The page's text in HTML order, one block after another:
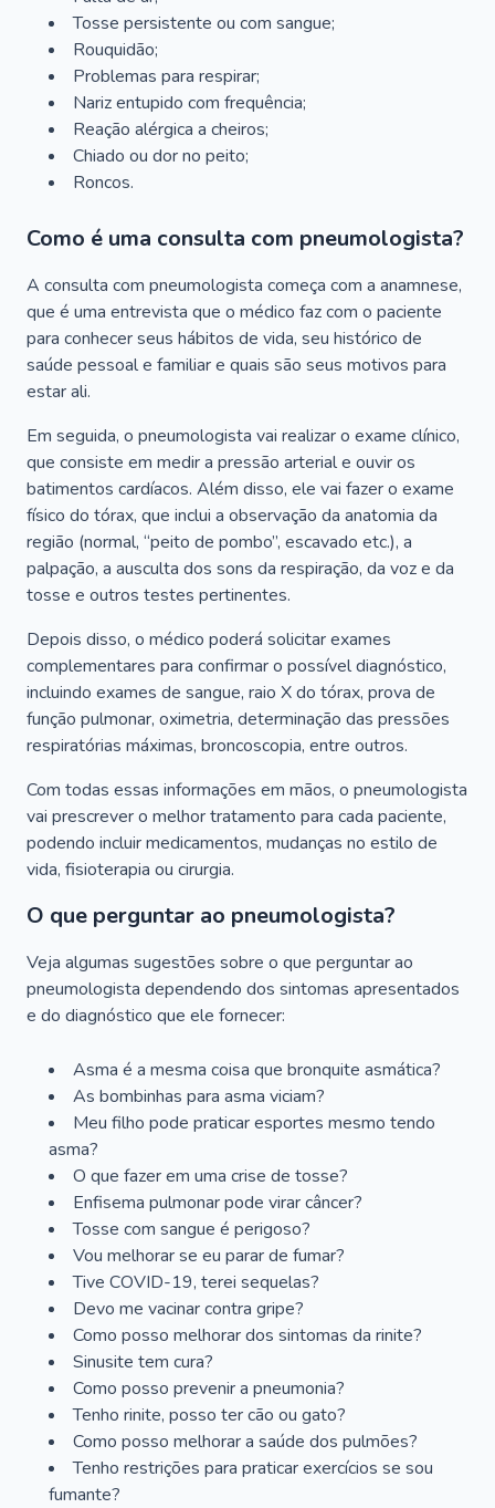
Tosse persistente ou com sangue;
Rouquidão;
Problemas para respirar;
Nariz entupido com frequência;
Reação alérgica a cheiros;
Chiado ou dor no peito;
Roncos.
Como é uma consulta com pneumologista?
A consulta com pneumologista começa com a anamnese,
que é uma entrevista que o médico faz com o paciente
para conhecer seus hábitos de vida, seu histórico de
saúde pessoal e familiar e quais são seus motivos para
estar ali.
Em seguida, o pneumologista vai realizar o exame clínico,
que consiste em medir a pressão arterial e ouvir os
batimentos cardíacos. Além disso, ele vai fazer o exame
físico do tórax, que inclui a observação da anatomia da
região (normal, “peito de pombo”, escavado etc.), a
palpação, a ausculta dos sons da respiração, da voz e da
tosse e outros testes pertinentes.
Depois disso, o médico poderá solicitar exames
complementares para confirmar o possível diagnóstico,
incluindo exames de sangue, raio X do tórax, prova de
função pulmonar, oximetria, determinação das pressões
respiratórias máximas, broncoscopia, entre outros.
Com todas essas informações em mãos, o pneumologista
vai prescrever o melhor tratamento para cada paciente,
podendo incluir medicamentos, mudanças no estilo de
vida, fisioterapia ou cirurgia.
O que perguntar ao pneumologista?
Veja algumas sugestões sobre o que perguntar ao
pneumologista dependendo dos sintomas apresentados
e do diagnóstico que ele fornecer:
Asma é a mesma coisa que bronquite asmática?
As bombinhas para asma viciam?
Meu filho pode praticar esportes mesmo tendo
asma?
O que fazer em uma crise de tosse?
Enfisema pulmonar pode virar câncer?
Tosse com sangue é perigoso?
Vou melhorar se eu parar de fumar?
Tive COVID-19, terei sequelas?
Devo me vacinar contra gripe?
Como posso melhorar dos sintomas da rinite?
Sinusite tem cura?
Como posso prevenir a pneumonia?
Tenho rinite, posso ter cão ou gato?
Como posso melhorar a saúde dos pulmões?
Tenho restrições para praticar exercícios se sou
fumante?